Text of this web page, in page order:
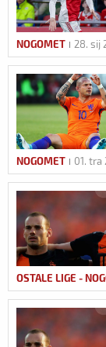
NOGOMET 28. sij
NOGOMET 01. tra
OSTALE LIGE -